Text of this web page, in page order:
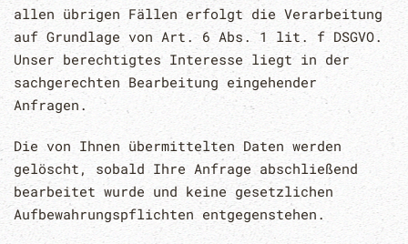
allen übrigen Fällen erfolgt die Verarbeitung
auf Grundlage von Art. 6 Abs. 1 lit. f DSGVO.
Unser berechtigtes Interesse liegt in der
sachgerechten Bearbeitung eingehender
Anfragen.
Die von Ihnen übermittelten Daten werden
gelöscht, sobald Ihre Anfrage abschließend
bearbeitet wurde und keine gesetzlichen
Aufbewahrungspflichten entgegenstehen.